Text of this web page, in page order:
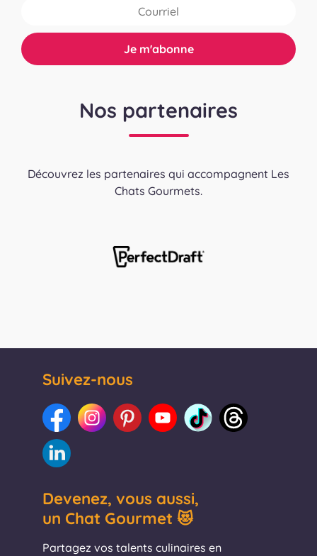
Nos partenaires
Découvrez les partenaires qui accompagnent Les
Chats Gourmets.
Suivez-nous
Devenez, vous aussi,
un Chat Gourmet 😻
Partagez vos talents culinaires en